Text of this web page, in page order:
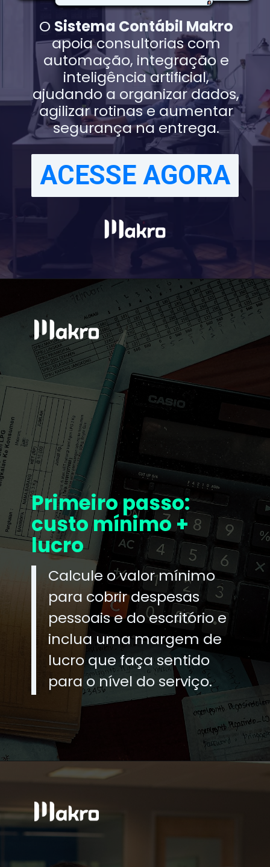
O Sistema Contábil Makro
apoia consultorias com
automação, integração e
inteligência artificial,
ajudando a organizar dados,
agilizar rotinas e aumentar
segurança na entrega.
ACESSE AGORA
ACESSE AGORA
Primeiro passo:
custo mínimo +
lucro
Calcule o valor mínimo
para cobrir despesas
pessoais e do escritório e
inclua uma margem de
lucro que faça sentido
para o nível do serviço.